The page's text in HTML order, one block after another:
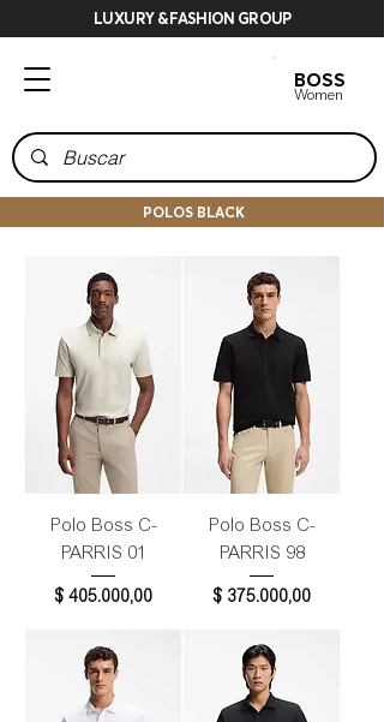
LUXURY & FASHION GROUP
BOSS
Women
POLOS BLACK
Polo Boss C-
PARRIS 01
Precio
$ 405.000,00
Polo Boss C-
PARRIS 98
Precio
$ 375.000,00